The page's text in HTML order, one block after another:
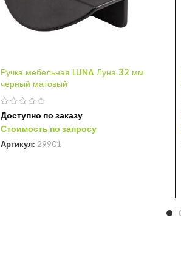
Ручка мебельная LUNA Луна 32 мм
черный матовый
Доступно по заказу
Стоимость по запросу
Артикул: 29901